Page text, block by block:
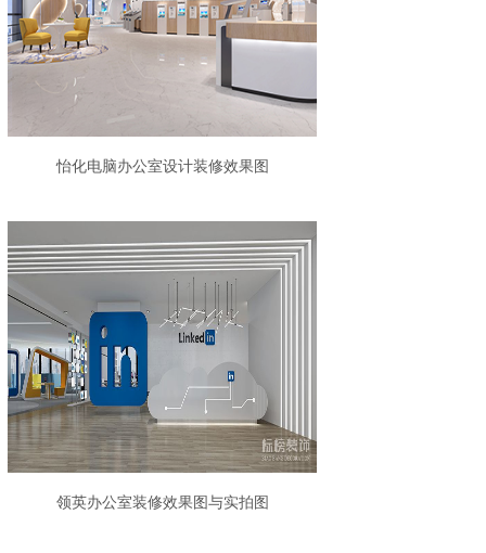
怡化电脑办公室设计装修效果图
领英办公室装修效果图与实拍图